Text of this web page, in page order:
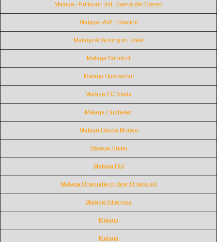
Malaga - Polígono Ind. Huerta del Correo
Malaga -AVE Estación
Malaga Abholung im Hotel
Malaga Bahnhof
Malaga Busbanhof
Malaga CC Vialia
Malaga Flughafen
Malaga Garcia Morato
Malaga Hafen
Malaga Hbf
Malaga Ubergabe in ihrer Unterkunft
Malaga Villarrosa
Malaga
Malaga